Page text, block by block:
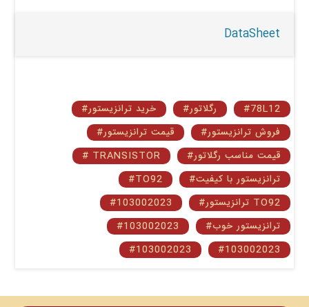
DataSheet
#78L12 #رگلاتور
#خرید ترانزیستور
#فروش ترانزیستور
#قیمت ترانزیستور
#قیمت مناسب رگلاتور
# TRANSISTOR
#ترانزیستور با کیفیت
#TO92
#ترانزیستور TO92
#103002023
#ترانزیستور خوب
#103002023
#103002023
#103002023